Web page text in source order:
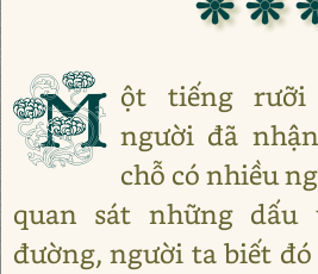
M ột tiếng
người đã
chỗ có nhiều
quan sát những
đường, người ta biết